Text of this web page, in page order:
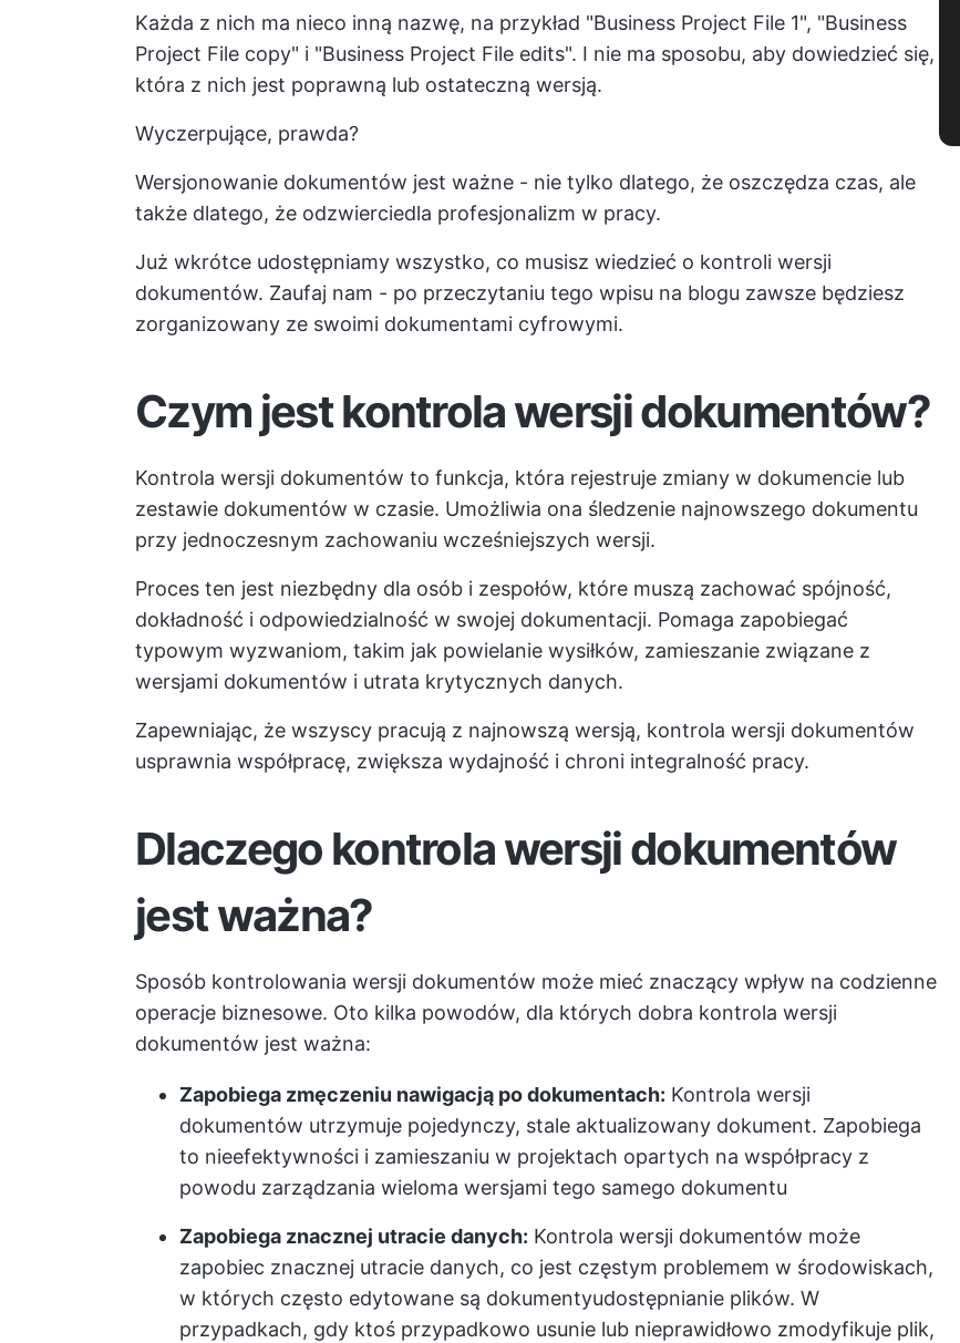
Każda z nich ma nieco inną nazwę, na przykład "Business Project File 1", "Business
Project File copy" i "Business Project File edits". I nie ma sposobu, aby dowiedzieć się,
która z nich jest poprawną lub ostateczną wersją.
Wyczerpujące, prawda?
Wersjonowanie dokumentów jest ważne - nie tylko dlatego, że oszczędza czas, ale
także dlatego, że odzwierciedla profesjonalizm w pracy.
Już wkrótce udostępniamy wszystko, co musisz wiedzieć o kontroli wersji
dokumentów. Zaufaj nam - po przeczytaniu tego wpisu na blogu zawsze będziesz
zorganizowany ze swoimi dokumentami cyfrowymi.
Czym jest kontrola wersji dokumentów?
Kontrola wersji dokumentów to funkcja, która rejestruje zmiany w dokumencie lub
zestawie dokumentów w czasie. Umożliwia ona śledzenie najnowszego dokumentu
przy jednoczesnym zachowaniu wcześniejszych wersji.
Proces ten jest niezbędny dla osób i zespołów, które muszą zachować spójność,
dokładność i odpowiedzialność w swojej dokumentacji. Pomaga zapobiegać
typowym wyzwaniom, takim jak powielanie wysiłków, zamieszanie związane z
wersjami dokumentów i utrata krytycznych danych.
Zapewniając, że wszyscy pracują z najnowszą wersją, kontrola wersji dokumentów
usprawnia współpracę, zwiększa wydajność i chroni integralność pracy.
Dlaczego kontrola wersji dokumentów
jest ważna?
Sposób kontrolowania wersji dokumentów może mieć znaczący wpływ na codzienne
operacje biznesowe. Oto kilka powodów, dla których dobra kontrola wersji
dokumentów jest ważna:
Zapobiega zmęczeniu nawigacją po dokumentach: Kontrola wersji
dokumentów utrzymuje pojedynczy, stale aktualizowany dokument. Zapobiega
to nieefektywności i zamieszaniu w projektach opartych na współpracy z
powodu zarządzania wieloma wersjami tego samego dokumentu
Zapobiega znacznej utracie danych: Kontrola wersji dokumentów może
zapobiec znacznej utracie danych, co jest częstym problemem w środowiskach,
w których często edytowane są dokumentyudostępnianie plików. W
przypadkach, gdy ktoś przypadkowo usunie lub nieprawidłowo zmodyfikuje plik,